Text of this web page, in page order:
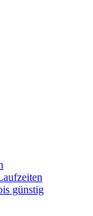
günstig